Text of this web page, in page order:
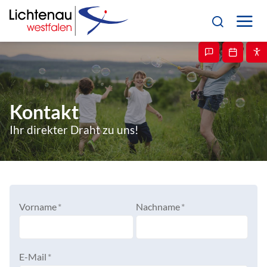
Kontakt
Ihr direkter Draht zu uns!
Vorname* Nachname*
E-Mail *